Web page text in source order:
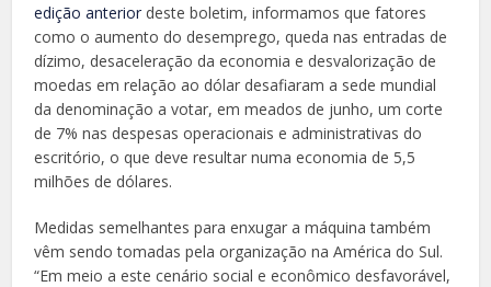
edição anterior deste boletim, informamos que fatores
como o aumento do desemprego, queda nas entradas de
dízimo, desaceleração da economia e desvalorização de
moedas em relação ao dólar desafiaram a sede mundial
da denominação a votar, em meados de junho, um corte
de 7% nas despesas operacionais e administrativas do
escritório, o que deve resultar numa economia de 5,5
milhões de dólares.
Medidas semelhantes para enxugar a máquina também
vêm sendo tomadas pela organização na América do Sul.
“Em meio a este cenário social e econômico desfavorável,